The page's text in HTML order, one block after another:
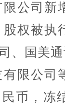
公司新
权被执
、国美
限公司
币，冻